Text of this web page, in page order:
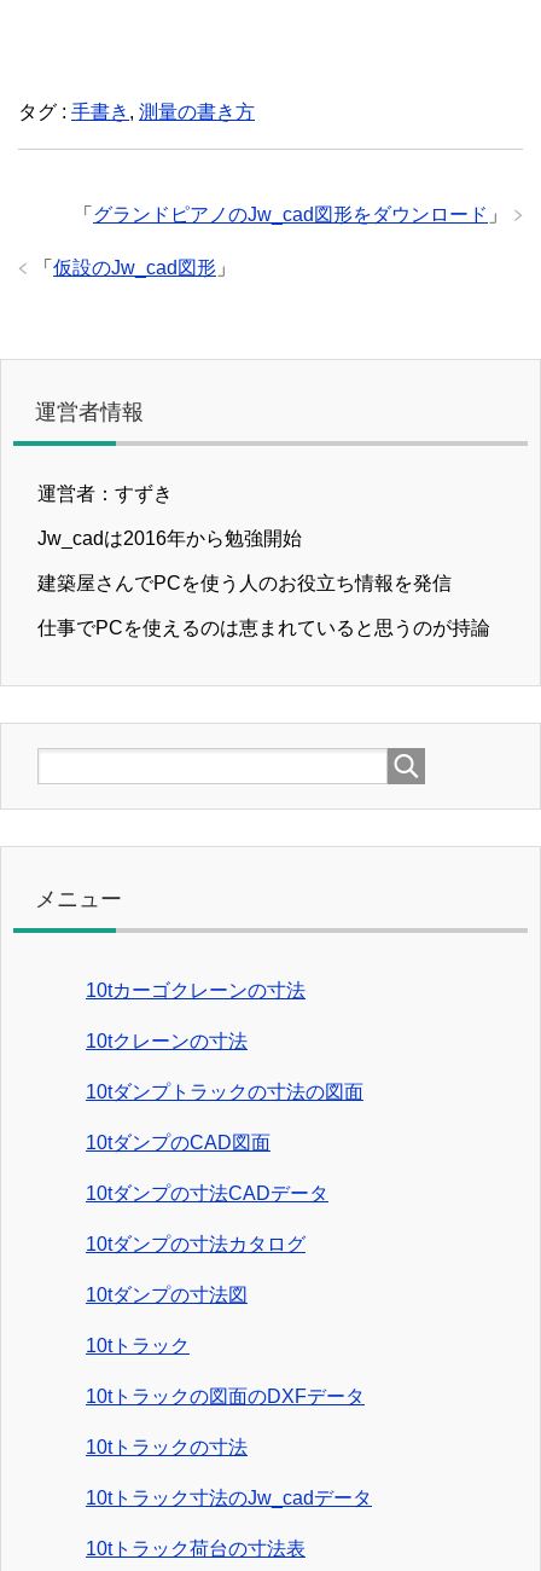
タグ : 手書き , 測量の書き方
「 グランドピアノのJw_cad図形をダウンロード 」
「 仮設のJw_cad図形 」
運営者情報
運営者：すずき
Jw_cadは2016年から勉強開始
建築屋さんでPCを使う人のお役立ち情報を発信
仕事でPCを使えるのは恵まれていると思うのが持論
メニュー
10tカーゴクレーンの寸法
10tクレーンの寸法
10tダンプトラックの寸法の図面
10tダンプのCAD図面
10tダンプの寸法CADデータ
10tダンプの寸法カタログ
10tダンプの寸法図
10tトラック
10tトラックの図面のDXFデータ
10tトラックの寸法
10tトラック寸法のJw_cadデータ
10tトラック荷台の寸法表